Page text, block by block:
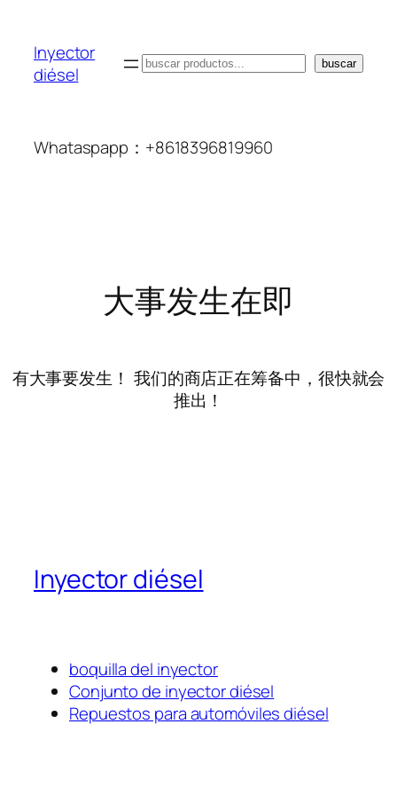
Inyector
diésel
搜
buscar
Whataspapp：+8618396819960
大事发生在即
有大事要发生！ 我们的商店正在筹备中，很快就会
推出！
Inyector diésel
boquilla del inyector
Conjunto de inyector diésel
Repuestos para automóviles diésel